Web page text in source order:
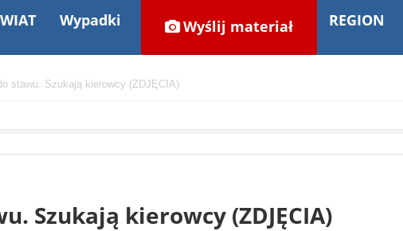
Wypadki Wyślij materiał REGION
stawu. Szukają kierowcy (ZDJĘCIA)
Szukają kierowcy (ZDJĘCIA)